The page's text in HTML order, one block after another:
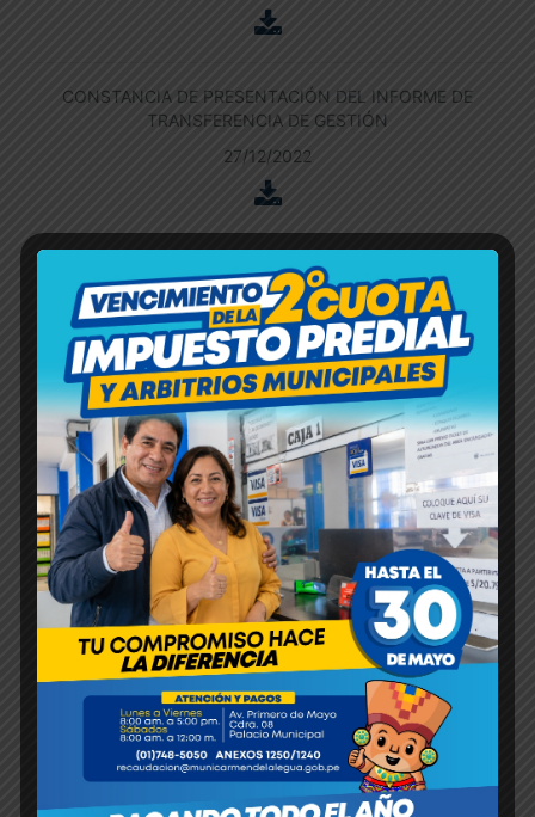
CONSTANCIA DE PRESENTACIÓN DEL INFORME DE
TRANSFERENCIA DE GESTIÓN
27/12/2022
RENDICION DE CUENTAS DE TITULARES – INFORME
ACTUALIZADO
27/12/2022
TRANSFERENCIA DE GESTION DE UN PLIEGO
27/12/2022
RESOLUCION DE ALCALDIA N°136-2022-MDCLR
15/09/2022
ACTA DE INSTALACION DEL ETTS
10/10/2022